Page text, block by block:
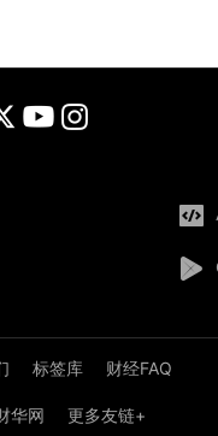
标签库 财经FAQ
华网 更多友链+